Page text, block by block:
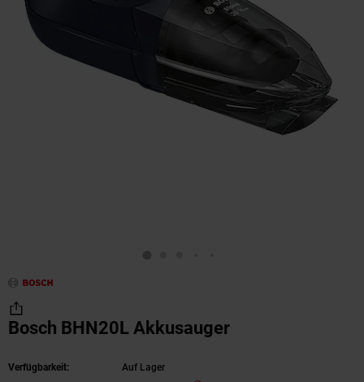
Bosch BHN20L Akkusauger
Verfügbarkeit:
Auf Lager